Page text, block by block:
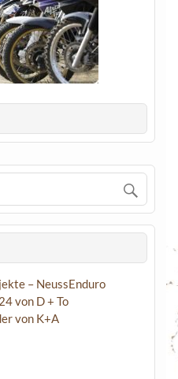
– NeussEnduro
von D + To
von K+A